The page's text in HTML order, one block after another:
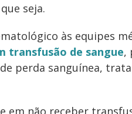
seja.
às equipes
transfusão de sangue,
perda sanguínea,
em não receber